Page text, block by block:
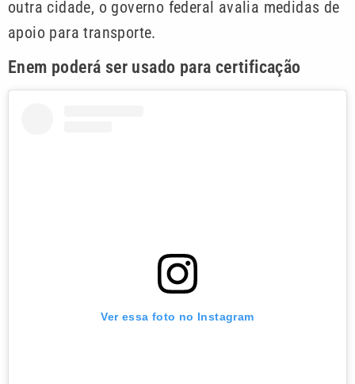
outra cidade, o governo federal avalia medidas de
apoio para transporte.
Enem poderá ser usado para certificação
Ver essa foto no Instagram